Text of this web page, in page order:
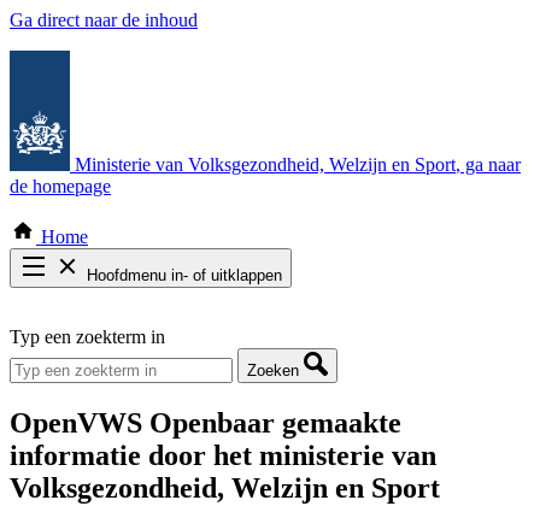
Ga direct naar de inhoud
Ministerie van Volksgezondheid, Welzijn en Sport, ga naar
de homepage
Home
Hoofdmenu in- of uitklappen
Thema COVID-19
Bekijk per bestuursorgaan
Typ een zoekterm in
Zoeken
OpenVWS Openbaar gemaakte
informatie door het ministerie van
Volksgezondheid, Welzijn en Sport